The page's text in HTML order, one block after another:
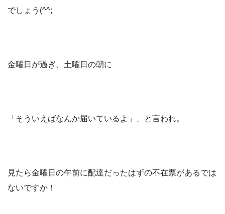
でしょう(^^;
金曜日が過ぎ、土曜日の朝に
「そういえばなんか届いているよ」、と言われ。
見たら金曜日の午前に配達だったはずの不在票があるでは
ないですか！